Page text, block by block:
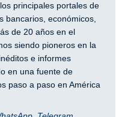
principales portales de
bancarios, económicos,
de 20 años en el
siendo pioneros en la
e informes
en una fuente de
paso a paso en América